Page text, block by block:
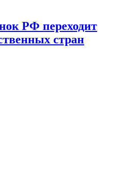
РФ переходит
стран